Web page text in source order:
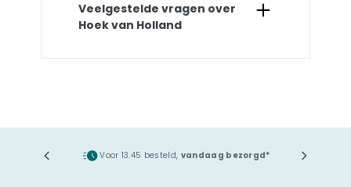
Veelgestelde vragen over
Hoek van Holland
Voor 13.45 besteld, vandaag bezorgd*